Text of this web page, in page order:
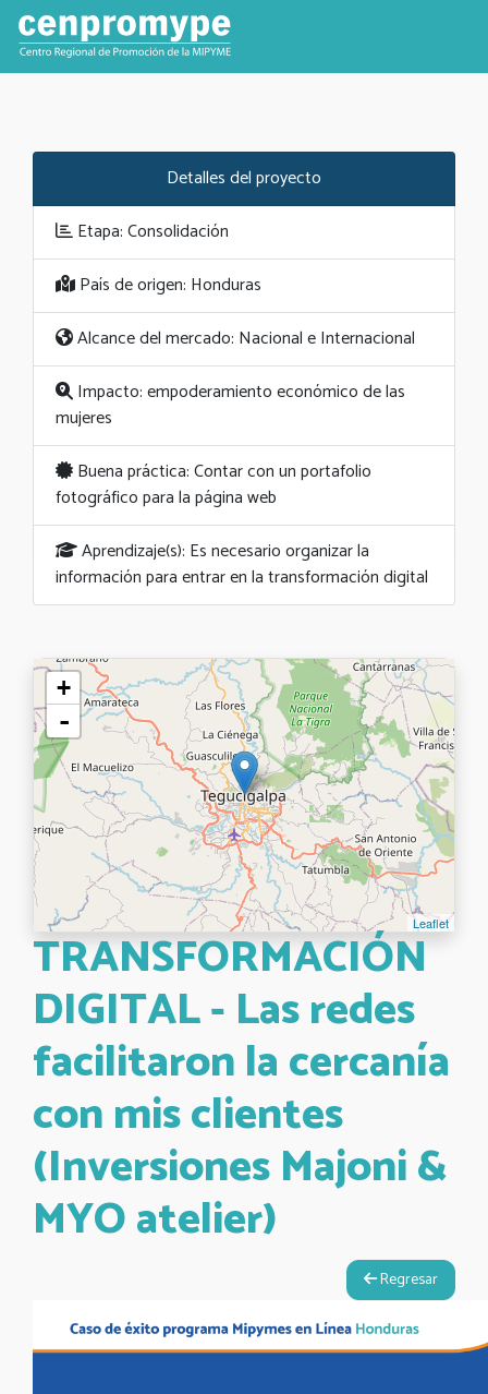
Detalles del proyecto
Etapa: Consolidación
País de origen: Honduras
Alcance del mercado: Nacional e Internacional
Impacto: empoderamiento económico de las
mujeres
Buena práctica: Contar con un portafolio
fotográfico para la página web
Aprendizaje(s): Es necesario organizar la
información para entrar en la transformación digital
+
-
Leaflet
TRANSFORMACIÓN
DIGITAL - Las redes
facilitaron la cercanía
con mis clientes
(Inversiones Majoni &
MYO atelier)
Regresar